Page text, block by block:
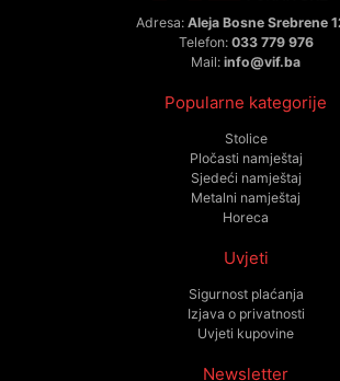
Adresa: Aleja Bosne Srebrene
Telefon: 033 779 976
Mail: info@vif.ba
Popularne kategorije
Stolice
Pločasti namještaj
Sjedeći namještaj
Metalni namještaj
Horeca
Uvjeti
Sigurnost plaćanja
Izjava o privatnosti
Uvjeti kupovine
Newsletter